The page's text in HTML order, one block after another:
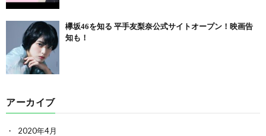
欅坂46を知る 平手友梨奈公式サイトオープン！映画告
知も！
アーカイブ
2020年4月